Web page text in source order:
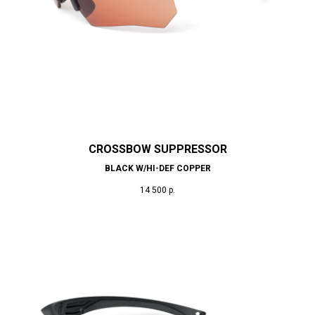
CROSSBOW SUPPRESSOR
BLACK W/HI-DEF COPPER
14 500 р.